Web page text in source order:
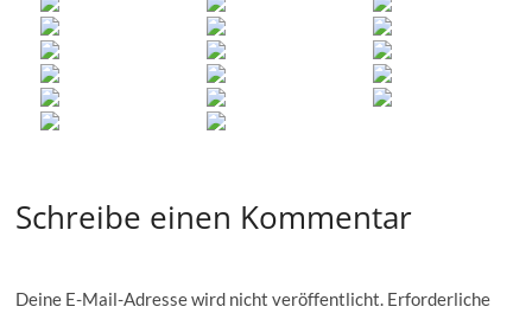
Schreibe einen Kommentar
Deine E-Mail-Adresse wird nicht veröffentlicht. Erforderliche